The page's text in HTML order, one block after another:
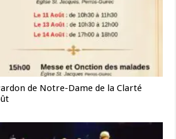
de Notre-Dame de la Clarté